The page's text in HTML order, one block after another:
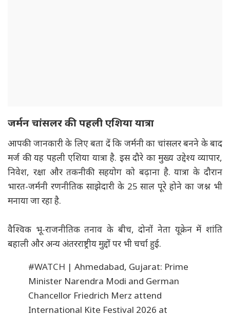
जर्मन चांसलर की पहली एशिया यात्रा
आपकी जानकारी के लिए बता दें कि जर्मनी का चांसलर बनने के बाद
मर्ज की यह पहली एशिया यात्रा है. इस दौरे का मुख्य उद्देश्य व्यापार,
निवेश, रक्षा और तकनीकी सहयोग को बढ़ाना है. यात्रा के दौरान
भारत-जर्मनी रणनीतिक साझेदारी के 25 साल पूरे होने का जश्न भी
मनाया जा रहा है.
वैश्विक भू-राजनीतिक तनाव के बीच, दोनों नेता यूक्रेन में शांति
बहाली और अन्य अंतरराष्ट्रीय मुद्दों पर भी चर्चा हुई.
#WATCH | Ahmedabad, Gujarat: Prime
Minister Narendra Modi and German
Chancellor Friedrich Merz attend
International Kite Festival 2026 at